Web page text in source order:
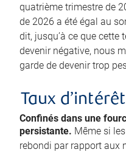
quatrième trimestre de
de 2026 a été égal au
dit, jusqu’à ce que cette
devenir négative, nous
garde de devenir trop
Taux d’intérêt
Confinés dans une
persistante. Même si
rebondi par rapport aux